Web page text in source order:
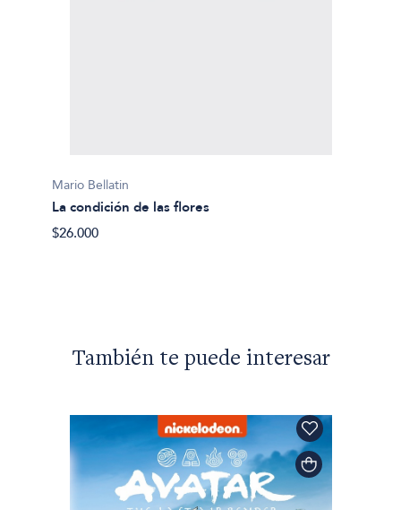
Mario Bellatin
La condición de las flores
$26.000
También te puede interesar